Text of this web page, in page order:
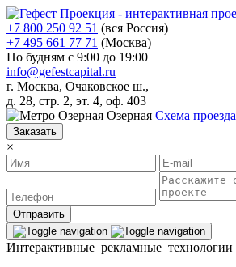
+7 800 250 92 51 (вся Россия)
+7 495 661 77 71 (Москва)
По будням с 9:00 до 19:00
info@gefestcapital.ru
г. Москва, Очаковское ш.,
д. 28, стр. 2, эт. 4, оф. 403
Озерная Схема проезда
Заказать
×
Отправить
Интерактивные рекламные технологии